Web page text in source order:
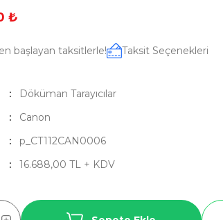
₺
başlayan taksitlerle! Taksit Seçenekleri
Döküman Tarayıcılar
Canon
p_CT112CAN0006
16.688,00 TL + KDV